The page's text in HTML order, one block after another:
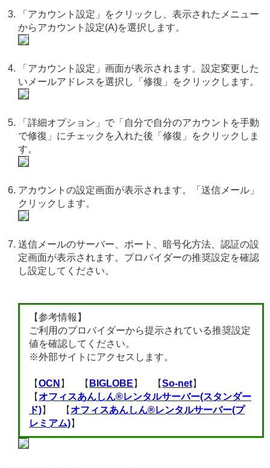
「アカウント設定」をクリックし、表示されたメニュー
からアカウント設定(A)を選択します。
「アカウント設定」画面が表示されます。設定変更した
いメールアドレスを選択し「修復」をクリックします。
「詳細オプション」で「自分で自分のアカウントを手動
で修復」にチェックを入れた後「修復」をクリックしま
す。
アカウントの設定画面が表示されます。「送信メール」
クリックします。
送信メールのサーバー、ポート、暗号化方法、認証の設
定画面が表示されます。プロバイダーの推奨設定を確認
し設定してください。
【参考情報】
ご利用のプロバイダーから提示されている推奨設定
値を確認してください。
※外部サイトにアクセスします。
【OCN 】 【 BIGLOBE 】 【So-net】
【オフィスあんしん®レンタルサーバー(スタンダー
ド)】 【オフィスあんしん®レンタルサーバー(プ
レミアム)】